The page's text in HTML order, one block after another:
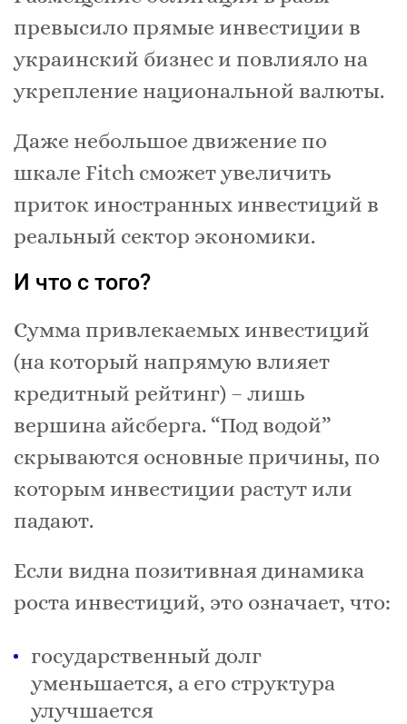
превысило прямые инвестиции в
украинский бизнес и повлияло на
укрепление национальной валюты.
Даже небольшое движение по
шкале Fitch сможет увеличить
приток иностранных инвестиций в
реальный сектор экономики.
И что с того?
Сумма привлекаемых инвестиций
(на который напрямую влияет
кредитный рейтинг) – лишь
вершина айсберга. “Под водой”
скрываются основные причины, по
которым инвестиции растут или
падают.
Если видна позитивная динамика
роста инвестиций, это означает, что:
государственный долг
уменьшается, а его структура
улучшается